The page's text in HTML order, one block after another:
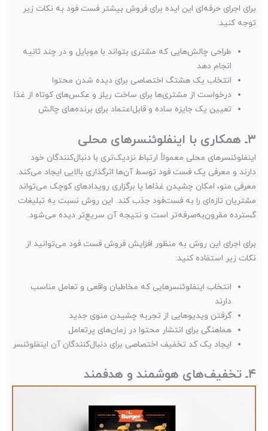
برای اجرای حرفه‌ای این ایده برای فروش بیشتر فست فود به نکات زیر
توجه کنید:
طراحی چالش‌هایی که مشتری بتواند با موبایل و در چند ثانیه
انجام دهد
انتخاب یک هشتگ اختصاصی برای دیده شدن محتوا
درخواست از مشتری‌ها برای ساخت ریلز و عکس‌های کوتاه از غذا
تعیین یک جایزه ساده و قابل‌اعتماد برای برنده‌های چالش
۳ـ همکاری با اینفلوئنسرهای محلی
اینفلوئنسرهای محلی معمولاً ارتباط نزدیک‌تری با دنبال‌کنندگان خود
دارند و معرفی یک فست فود توسط آن‌ها اثرگذاری بالایی ایجاد می‌کند.
معرفی منو، امکان چشیدن غذاها یا برگزاری رویدادهای کوچک می‌تواند
مشتریان تازه‌ای را به فست‌فود جذب کند. این روش نسبت به تبلیغات
گسترده‌ مقرون‌به‌صرفه‌تر است و نتیجه‌ آن سریع‌تر دیده می‌شود.
برای اجرای این روش به منظور افزایش فروش فست فود می‌توانید از
نکات زیر استفاده کنید:
انتخاب اینفلوئنسرهایی که مخاطبان واقعی و تعامل مناسب
دارند
گرفتن ویدیوهایی از تجربه چشیدن منوی جدید
هماهنگی برای انتشار محتوا در زمان‌های پرتعامل
ایجاد یک کد تخفیف اختصاصی برای دنبال‌کنندگان آن اینفلوئنسر
۴ـ تخفیف‌های هوشمند و هدفمند